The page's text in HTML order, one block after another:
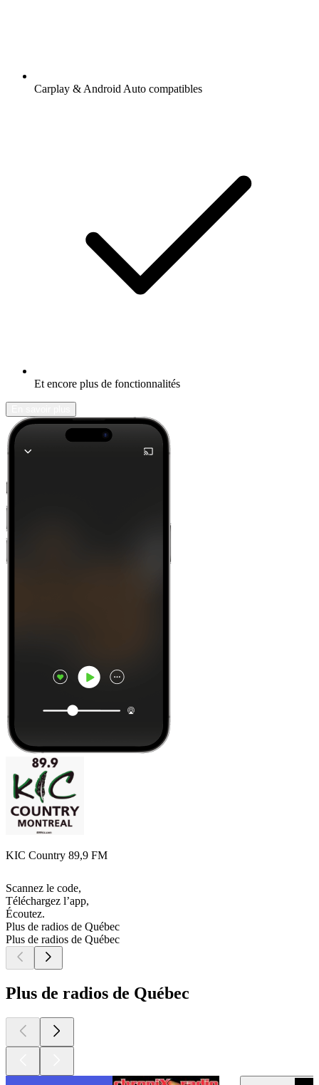
Carplay & Android Auto compatibles
Et encore plus de fonctionnalités
KIC Country 89,9 FM
Scannez le code,
Téléchargez l’app,
Écoutez.
Plus de radios de Québec
Plus de radios de Québec
Plus de radios de Québec